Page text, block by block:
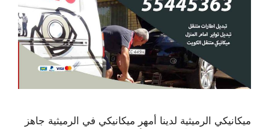
ميكانيكي الرميثية لدينا أمهر ميكانيكي في الرميثية جاهز